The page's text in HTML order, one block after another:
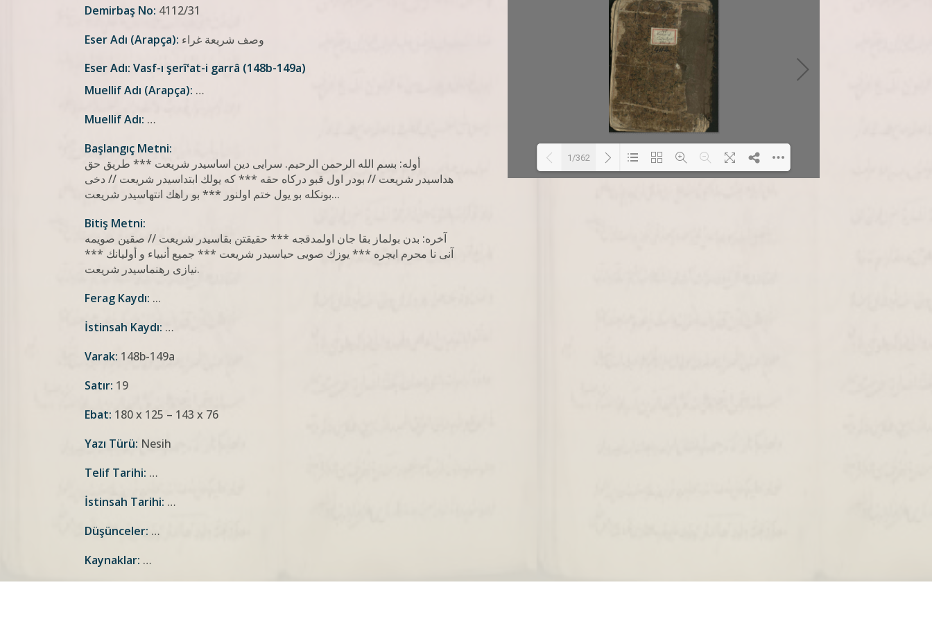
Demirbaş No: 4112/31
Eser Adı (Arapça): وصف شريعة غراء
Eser Adı: Vasf-ı şerîʻat-i garrâ (148b-149a)
Muellif Adı (Arapça): …
Muellif Adı: …
Başlangıç Metni:
أوله: بسم الله الرحمن الرحيم. سرایی دين اساسيدر شريعت *** طريق حق
هداسيدر شريعت // بودر اول قبو دركاه حقه *** كه يولك ابتداسيدر شريعت // دخى
بونكله بو يول ختم اولنور *** بو راهك انتهاسيدر شريعت...
Bitiş Metni:
آخره: بدن بولماز بقا جان اولمدقجه *** حقيقتن بقاسيدر شريعت // صقين صويمه
آنى نا محرم ايجره *** يوزك صويی حياسيدر شريعت *** جميع أنبياء و أوليانك ***
نيازی رهنماسيدر شريعت.
Ferag Kaydı: ...
İstinsah Kaydı: …
Varak: 148b-149a
Satır: 19
Ebat: 180 x 125 – 143 x 76
Yazı Türü: Nesih
Telif Tarihi: …
İstinsah Tarihi: …
Düşünceler: …
Kaynaklar: …
1/362